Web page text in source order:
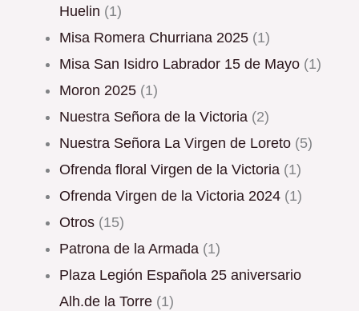
Huelin (1)
Misa Romera Churriana 2025 (1)
Misa San Isidro Labrador 15 de Mayo (1)
Moron 2025 (1)
Nuestra Señora de la Victoria (2)
Nuestra Señora La Virgen de Loreto (5)
Ofrenda floral Virgen de la Victoria (1)
Ofrenda Virgen de la Victoria 2024 (1)
Otros (15)
Patrona de la Armada (1)
Plaza Legión Española 25 aniversario
Alh.de la Torre (1)